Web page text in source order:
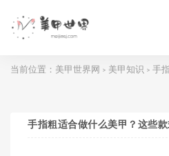
当前位置： 美甲世界网 > 美甲知识 > 手指
手指粗适合做什么美甲？这些